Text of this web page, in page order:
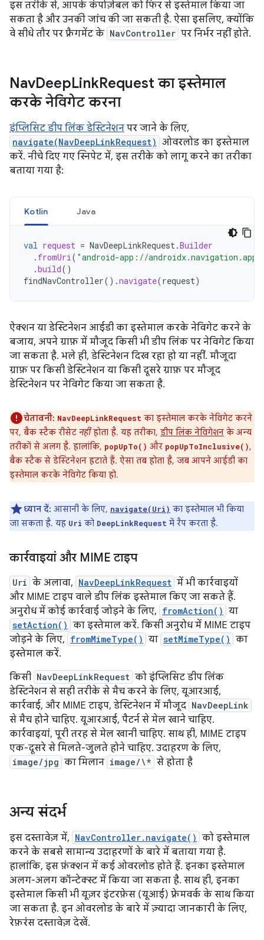
इस तरीके से, आपके कंपोज़ेबल को फिर से इस्तेमाल किया जा
सकता है और उनकी जांच की जा सकती है. ऐसा इसलिए, क्योंकि
वे सीधे तौर पर फ़्रैगमेंट के NavController पर निर्भर नहीं होते.
NavDeepLinkRequest का इस्तेमाल
करके नेविगेट करना
इंप्लिसिट डीप लिंक डेस्टिनेशन पर जाने के लिए,
navigate(NavDeepLinkRequest) ओवरलोड का इस्तेमाल
करें. नीचे दिए गए स्निपेट में, इस तरीके को लागू करने का तरीका
बताया गया है:
Kotlin Java
val request = NavDeepLinkRequest.Builder
. fromUri( "android-app://
.build()
findNavController().navigate(request)
ऐक्शन या डेस्टिनेशन आईडी का इस्तेमाल करके नेविगेट करने के
बजाय, अपने ग्राफ़ में मौजूद किसी भी डीप लिंक पर नेविगेट किया
जा सकता है. भले ही, डेस्टिनेशन दिख रहा हो या नहीं. मौजूदा
ग्राफ़ पर किसी डेस्टिनेशन या किसी दूसरे ग्राफ़ पर मौजूद
डेस्टिनेशन पर नेविगेट किया जा सकता है.
चेतावनी: NavDeepLinkRequest का इस्तेमाल करके नेविगेट करने
पर, बैक स्टैक रीसेट नहींहोता है. यह तरीका, डीप लिंक नेविगेशन के अन्य
तरीकों से अलग है. हालांकि, popUpTo() और popUpToInclusive(),
बैक स्टैक से डेस्टिनेशन हटाते हैं. ऐसा तब होता है, जब आपने आईडी का
इस्तेमाल करके नेविगेट किया हो.
ध्यान दें: आसानी के लिए, navigate(Uri) का इस्तेमाल भी किया
जा सकता है. यह Uri को DeepLinkRequest में रैप करता है.
कार्रवाइयां और MIME टाइप
Uri के अलावा, NavDeepLinkRequest में भी कार्रवाइयों
और MIME टाइप वाले डीप लिंक इस्तेमाल किए जा सकते हैं.
अनुरोध में कोई कार्रवाई जोड़ने के लिए, fromAction() या
setAction() का इस्तेमाल करें. किसी अनुरोध में MIME टाइप
जोड़ने के लिए, fromMimeType() या setMimeType() का
इस्तेमाल करें.
किसी NavDeepLinkRequest को इंप्लिसिट डीप लिंक
डेस्टिनेशन से सही तरीके से मैच करने के लिए, यूआरआई,
कार्रवाई, और MIME टाइप, डेस्टिनेशन में मौजूद NavDeepLink
से मैच होने चाहिए. यूआरआई, पैटर्न से मेल खाने चाहिए.
कार्रवाइयां, पूरी तरह से मेल खानी चाहिए. साथ ही, MIME टाइप
एक-दूसरे से मिलते-जुलते होने चाहिए. उदाहरण के लिए,
image/jpg का मिलान image/\* से होता है
अन्य संदर्भ
इस दस्तावेज़ में, NavController.navigate() को इस्तेमाल
करने के सबसे सामान्य उदाहरणों के बारे में बताया गया है.
हालांकि, इस फ़ंक्शन में कई ओवरलोड होते हैं. इनका इस्तेमाल
अलग-अलग कॉन्टेक्स्ट में किया जा सकता है. साथ ही, इनका
इस्तेमाल किसी भी यूज़र इंटरफ़ेस (यूआई) फ़्रेमवर्क के साथ किया
जा सकता है. इन ओवरलोड के बारे में ज़्यादा जानकारी के लिए,
रेफ़रंस दस्तावेज़ देखें.